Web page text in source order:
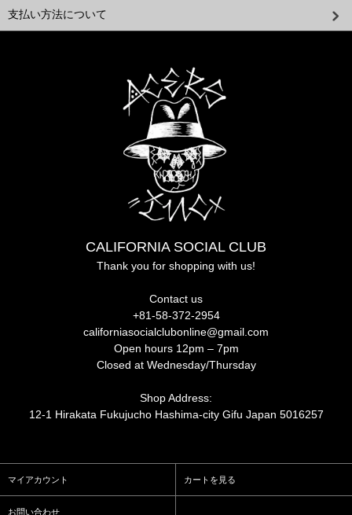
支払い方法について
CALIFORNIA SOCIAL CLUB
Thank you for shopping with us!
Contact us
+81-58-372-2954
californiasocialclubonline@gmail.com
Open hours 12pm – 7pm
Closed at Wednesday/Thursday
Shop Address:
12-1 Hirakata Fukujucho Hashima-city Gifu Japan 5016257
マイアカウント カートを見る
お問い合わせ